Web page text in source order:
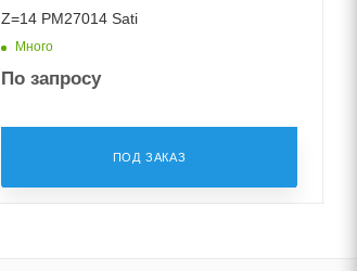
Z=14 PM27014 Sati
Много
По запросу
ПОД ЗАКАЗ